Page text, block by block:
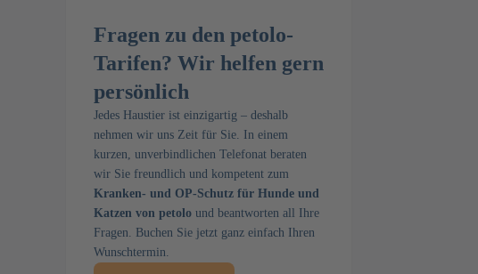
Fragen zu den petolo-
Tarifen? Wir helfen gern
persönlich
Jedes Haustier ist einzigartig – deshalb
nehmen wir uns Zeit für Sie. In einem
kurzen, unverbindlichen Telefonat beraten
wir Sie freundlich und kompetent zum
Kranken- und OP-Schutz für Hunde und
Katzen von petolo und beantworten all Ihre
Fragen. Buchen Sie jetzt ganz einfach Ihren
Wunschtermin.